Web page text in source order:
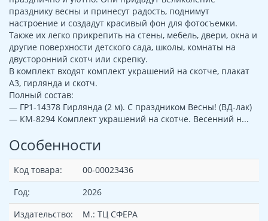
празднику весны и принесут радость, поднимут
настроение и создадут красивый фон для фотосъемки.
Также их легко прикрепить на стены, мебель, двери, окна и
другие поверхности детского сада, школы, комнаты на
двусторонний скотч или скрепку.
В комплект входят комплект украшений на скотче, плакат
А3, гирлянда и скотч.
Полный состав:
— ГР1-14378 Гирлянда (2 м). С праздником Весны! (ВД-лак)
— КМ-8294 Комплект украшений на скотче. Весенний н...
Особенности
Код товара:
00-00023436
Год:
2026
Издательство:
М.: ТЦ СФЕРА